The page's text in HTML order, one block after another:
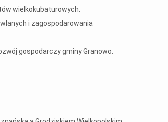
wielkokubaturowych.
i zagospodarowania
gospodarczy gminy Granowo.